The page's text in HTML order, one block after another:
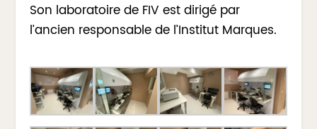
Son laboratoire de FIV est dirigé par
l’ancien responsable de l’Institut Marques.